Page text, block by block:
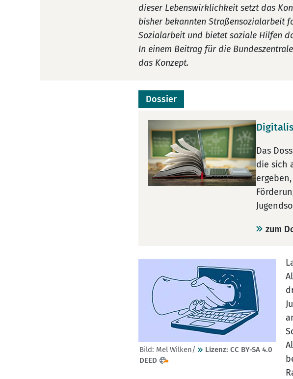
dieser Lebenswirklichkeit setzt das
bisher bekannten Straßensozialarbeit
Sozialarbeit und bietet soziale Hilfen
In einem Beitrag für die
das Konzept.
Dossier
Das
die sich
zum
Bild: Mel Wilken/
Lizenz: CC BY-SA 4.0
DEED